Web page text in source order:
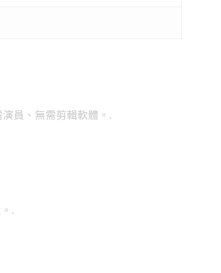
員、無需剪輯軟體。.
.